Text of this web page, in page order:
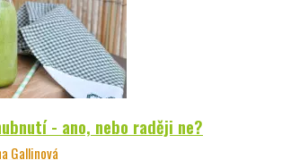
- ano, nebo raději ne?
Gallinová